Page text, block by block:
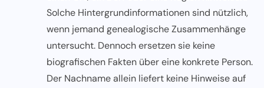
Solche Hintergrundinformationen sind nützlich,
wenn jemand genealogische Zusammenhänge
untersucht. Dennoch ersetzen sie keine
biografischen Fakten über eine konkrete Person.
Der Nachname allein liefert keine Hinweise auf